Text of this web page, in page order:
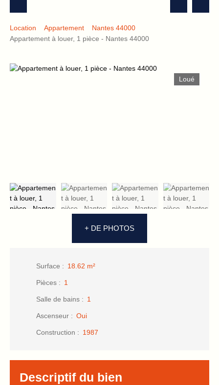
Location Appartement
Nantes 44000
Appartement à louer, 1 pièce - Nantes 44000
Loué
+ DE PHOTOS
Surface : 18.62 m²
Pièces : 1
Salle de bains : 1
Ascenseur : Oui
Construction : 1987
Descriptif du bien